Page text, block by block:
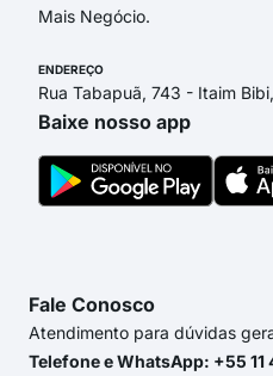
Mais Negócio.
ENDEREÇO
Rua Tabapuã, 743 - Itaim
Baixe nosso app
Fale Conosco
Atendimento para dúvidas
Telefone e WhatsApp: +55